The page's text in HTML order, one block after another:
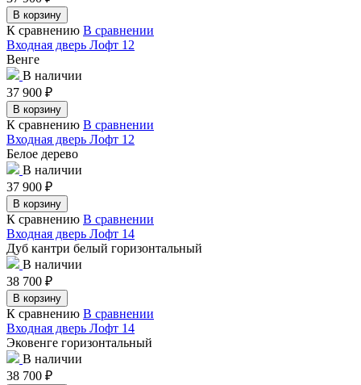
В корзину
К сравнению В сравнении
Входная дверь Лофт 12
Венге
В наличии
37 900 ₽
В корзину
К сравнению В сравнении
Входная дверь Лофт 12
Белое дерево
В наличии
37 900 ₽
В корзину
К сравнению В сравнении
Входная дверь Лофт 14
Дуб кантри белый горизонтальный
В наличии
38 700 ₽
В корзину
К сравнению В сравнении
Входная дверь Лофт 14
Эковенге горизонтальный
В наличии
38 700 ₽